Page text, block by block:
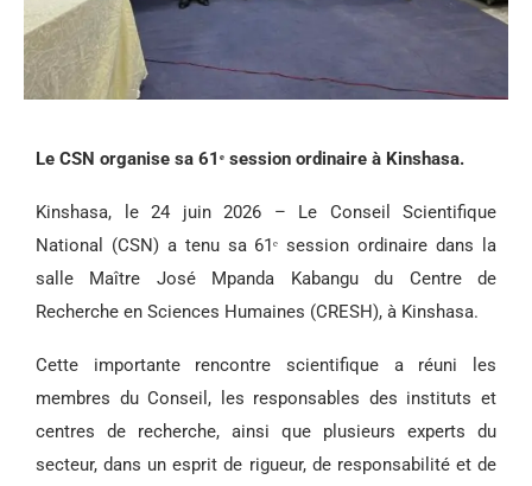
Le CSN organise sa 61ᵉ session ordinaire à Kinshasa.
Kinshasa, le 24 juin 2026 – Le Conseil Scientifique
National (CSN) a tenu sa 61ᵉ session ordinaire dans la
salle Maître José Mpanda Kabangu du Centre de
Recherche en Sciences Humaines (CRESH), à Kinshasa.
Cette importante rencontre scientifique a réuni les
membres du Conseil, les responsables des instituts et
centres de recherche, ainsi que plusieurs experts du
secteur, dans un esprit de rigueur, de responsabilité et de